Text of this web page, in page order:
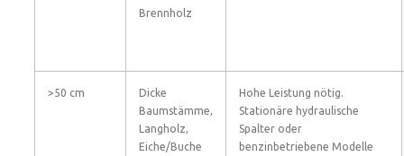
Brennholz
>50 cm
Dicke
Baumstämme,
Langholz,
Eiche/Buche
Hohe Leistung nötig.
Stationäre hydraulische
Spalter oder
benzinbetriebene Modelle